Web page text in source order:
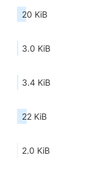
20 KiB
3.0 KiB
3.4 KiB
22 KiB
2.0 KiB